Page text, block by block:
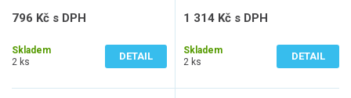
796 Kč s DPH
Skladem
2 ks
DETAIL
1 314 Kč s DPH
Skladem
2 ks
DETAIL